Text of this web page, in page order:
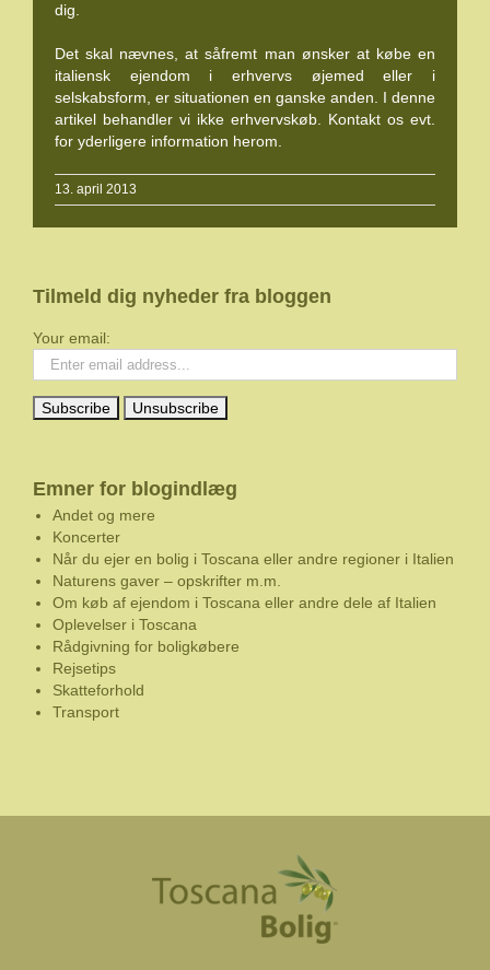
dig.
Det skal nævnes, at såfremt man ønsker at købe en
italiensk ejendom i erhvervs øjemed eller i
selskabsform, er situationen en ganske anden. I denne
artikel behandler vi ikke erhvervskøb. Kontakt os evt.
for yderligere information herom.
13. april 2013
Tilmeld dig nyheder fra bloggen
Your email:
Emner for blogindlæg
Andet og mere
Koncerter
Når du ejer en bolig i Toscana eller andre regioner i Italien
Naturens gaver – opskrifter m.m.
Om køb af ejendom i Toscana eller andre dele af Italien
Oplevelser i Toscana
Rådgivning for boligkøbere
Rejsetips
Skatteforhold
Transport